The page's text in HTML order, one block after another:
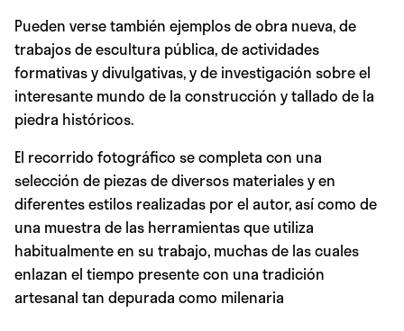
Pueden verse también ejemplos de obra nueva, de
trabajos de escultura pública, de actividades
formativas y divulgativas, y de investigación sobre el
interesante mundo de la construcción y tallado de la
piedra históricos.
El recorrido fotográfico se completa con una
selección de piezas de diversos materiales y en
diferentes estilos realizadas por el autor, así como de
una muestra de las herramientas que utiliza
habitualmente en su trabajo, muchas de las cuales
enlazan el tiempo presente con una tradición
artesanal tan depurada como milenaria